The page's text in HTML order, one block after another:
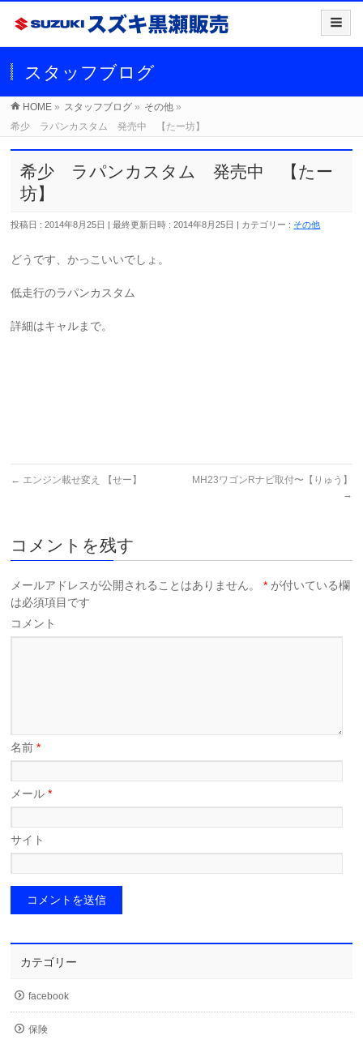
スタッフブログ
HOME » スタッフブログ » その他 »
希少 ラパンカスタム 発売中 【たー坊】
希少 ラパンカスタム 発売中 【たー
坊】
投稿日 : 2014年8月25日 最終更新日時 : 2014年8月25日 カテゴリー : その他
どうです、かっこいいでしょ。
低走行のラパンカスタム
詳細はキャルまで。
← エンジン載せ変え 【せー】
MH23ワゴンRナビ取付〜【りゅう】
→
コメントを残す
メールアドレスが公開されることはありません。 * が付いている欄
は必須項目です
コメント
名前*
メール*
サイト
カテゴリー
facebook
保険